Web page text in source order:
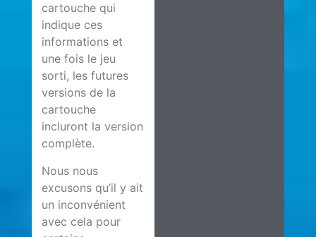
cartouche qui
indique ces
informations et
une fois le jeu
sorti, les futures
versions de la
cartouche
incluront la version
complète.
Nous nous
excusons qu’il y ait
un inconvénient
avec cela pour